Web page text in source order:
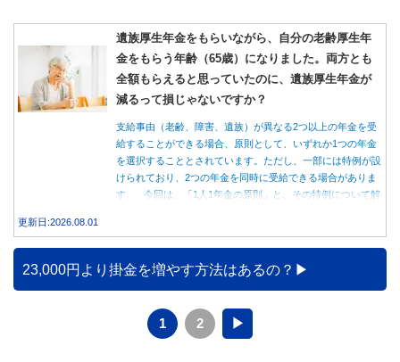
遺族厚生年金をもらいながら、自分の老齢厚生年
金をもらう年齢（65歳）になりました。両方とも
全額もらえると思っていたのに、遺族厚生年金が
減るって損じゃないですか？
支給事由（老齢、障害、遺族）が異なる2つ以上の年金を受
給することができる場合、原則として、いずれか1つの年金
を選択することとされています。ただし、一部には特例が設
けられており、2つの年金を同時に受給できる場合がありま
す。 今回は、「1人1年金の原則」と、その特例について解
更新日:2026.08.01
23,000円より掛金を増やす方法はあるの？
1 2 ▶